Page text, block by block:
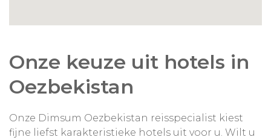
Onze keuze uit hotels in
Oezbekistan
Onze Dimsum Oezbekistan reisspecialist kiest
fijne liefst karakteristieke hotels uit voor u. Wilt u